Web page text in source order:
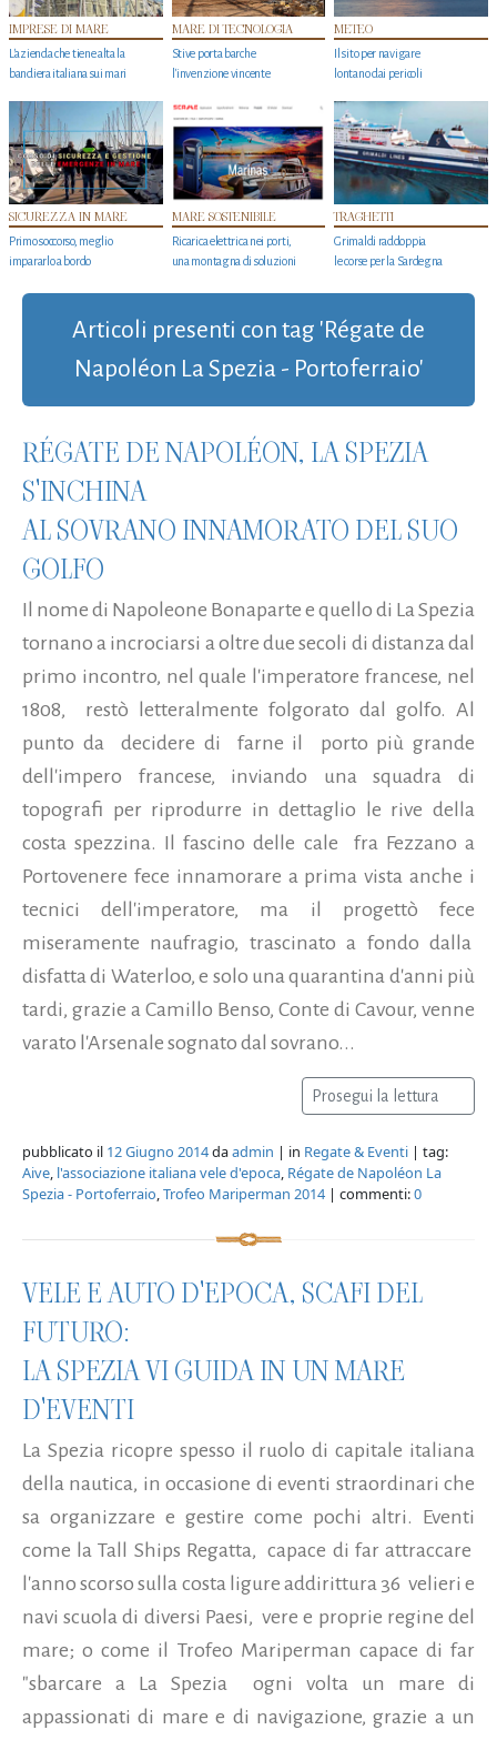
IMPRESE DI MARE
L'azienda che tiene alta la
bandiera italiana sui mari
MARE DI TECNOLOGIA
Stive porta barche
l'invenzione vincente
METEO
Il sito per navigare
lontano dai pericoli
SICUREZZA IN MARE
Primo soccorso, meglio
impararlo a bordo
MARE SOSTENIBILE
Ricarica elettrica nei porti,
una montagna di soluzioni
TRAGHETTI
Grimaldi raddoppia
le corse per la Sardegna
Articoli presenti con tag 'Régate de
Napoléon La Spezia - Portoferraio'
RÉGATE DE NAPOLÉON, LA SPEZIA
S'INCHINA
AL SOVRANO INNAMORATO DEL SUO
GOLFO
Il nome di Napoleone Bonaparte e quello di La Spezia
tornano a incrociarsi a oltre due secoli di distanza dal
primo incontro, nel quale l'imperatore francese, nel
1808, restò letteralmente folgorato dal golfo. Al
punto da decidere di farne il porto più grande
dell'impero francese, inviando una squadra di
topografi per riprodurre in dettaglio le rive della
costa spezzina. Il fascino delle cale fra Fezzano a
Portovenere fece innamorare a prima vista anche i
tecnici dell'imperatore, ma il progettò fece
miseramente naufragio, trascinato a fondo dalla
disfatta di Waterloo, e solo una quarantina d'anni più
tardi, grazie a Camillo Benso, Conte di Cavour, venne
varato l'Arsenale sognato dal sovrano...
Prosegui la lettura
pubblicato il 12 Giugno 2014daadmin | in Regate & Eventi | tag:
Aive, l'associazione italiana vele d'epoca, Régate de Napoléon La
Spezia - Portoferraio,Trofeo Mariperman 2014 | commenti:0
VELE E AUTO D'EPOCA, SCAFI DEL
FUTURO:
LA SPEZIA VI GUIDA IN UN MARE
D'EVENTI
La Spezia ricopre spesso il ruolo di capitale italiana
della nautica, in occasione di eventi straordinari che
sa organizzare e gestire come pochi altri. Eventi
come la Tall Ships Regatta, capace di far attraccare
l'anno scorso sulla costa ligure addirittura 36 velieri e
navi scuola di diversi Paesi, vere e proprie regine del
mare; o come il Trofeo Mariperman capace di far
"sbarcare a La Spezia ogni volta un mare di
appassionati di mare e di navigazione, grazie a un